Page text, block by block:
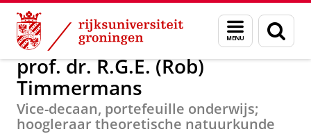
Skip
Content
Skip
Navigation
Menu
en
zoeken
Over ons prof. dr. R.G.E. (Rob) Timmermans
prof. dr. R.G.E. (Rob)
Timmermans
Vice-decaan, portefeuille onderwijs;
hoogleraar theoretische natuurkunde